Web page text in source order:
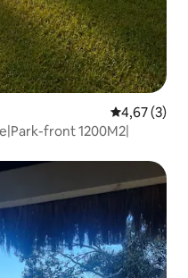
Note
4,67 (3)
front 1200M2|